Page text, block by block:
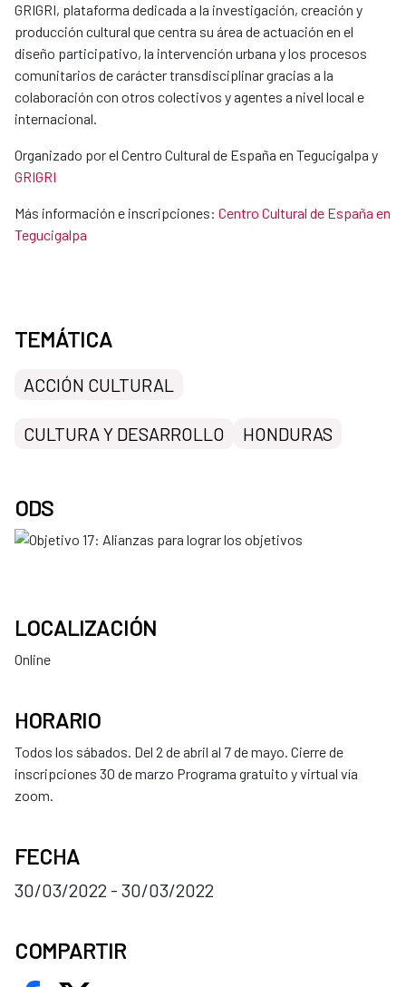
GRIGRI, plataforma dedicada a la investigación, creación y
producción cultural que centra su área de actuación en el
diseño participativo, la intervención urbana y los procesos
comunitarios de carácter transdisciplinar gracias a la
colaboración con otros colectivos y agentes a nivel local e
internacional.
Organizado por el Centro Cultural de España en Tegucigalpa y
GRIGRI
Más información e inscripciones: Centro Cultural de España en
Tegucigalpa
TEMÁTICA
ACCIÓN CULTURAL
CULTURA Y DESARROLLO HONDURAS
ODS
LOCALIZACIÓN
Online
HORARIO
Todos los sábados. Del 2 de abril al 7 de mayo. Cierre de
inscripciones 30 de marzo Programa gratuito y virtual vía
zoom.
FECHA
30/03/2022 - 30/03/2022
COMPARTIR